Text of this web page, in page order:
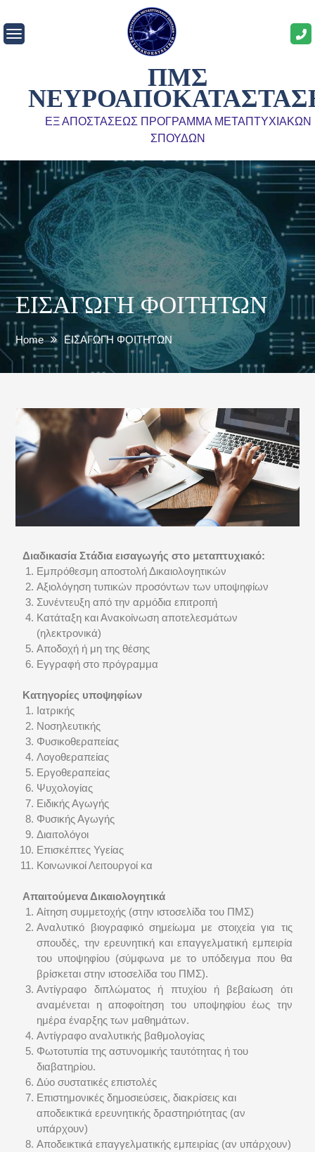
ΠΜΣ
ΕΞ ΑΠΟΣΤΑΣΕΩΣ ΠΡΟΓΡΑΜΜΑ ΜΕΤΑΠΤΥΧΙΑΚΩΝ
ΣΠΟΥΔΩΝ
ΕΙΣΑΓΩΓΗ ΦΟΙΤΗΤΩΝ
Home ΕΙΣΑΓΩΓΗ ΦΟΙΤΗΤΩΝ
Διαδικασία Στάδια εισαγωγής στο μεταπτυχιακό:
Εμπρόθεσμη αποστολή Δικαιολογητικών
Αξιολόγηση τυπικών προσόντων των υποψηφίων
Συνέντευξη από την αρμόδια επιτροπή
Κατάταξη και Ανακοίνωση αποτελεσμάτων
(ηλεκτρονικά)
Αποδοχή ή μη της θέσης
Εγγραφή στο πρόγραμμα
Κατηγορίες υποψηφίων
Ιατρικής
Νοσηλευτικής
Φυσικοθεραπείας
Λογοθεραπείας
Εργοθεραπείας
Ψυχολογίας
Ειδικής Αγωγής
Φυσικής Αγωγής
Διαιτολόγοι
Επισκέπτες Υγείας
Κοινωνικοί Λειτουργοί κα
Απαιτούμενα Δικαιολογητικά
Αίτηση συμμετοχής (στην ιστοσελίδα του ΠΜΣ)
Αναλυτικό βιογραφικό σημείωμα με στοιχεία για τις
σπουδές, την ερευνητική και επαγγελματική εμπειρία
του υποψηφίου (σύμφωνα με το υπόδειγμα που θα
βρίσκεται στην ιστοσελίδα του ΠΜΣ).
Αντίγραφο διπλώματος ή πτυχίου ή βεβαίωση ότι
αναμένεται η αποφοίτηση του υποψηφίου έως την
ημέρα έναρξης των μαθημάτων.
Αντίγραφο αναλυτικής βαθμολογίας
Φωτοτυπία της αστυνομικής ταυτότητας ή του
διαβατηρίου.
Δύο συστατικές επιστολές
Επιστημονικές δημοσιεύσεις, διακρίσεις και
αποδεικτικά ερευνητικής δραστηριότητας (αν
υπάρχουν)
Αποδεικτικά επαγγελματικής εμπειρίας (αν υπάρχουν)